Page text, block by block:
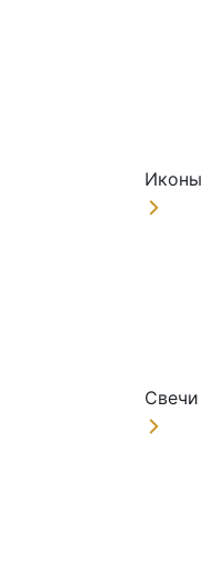
Иконы
Свечи